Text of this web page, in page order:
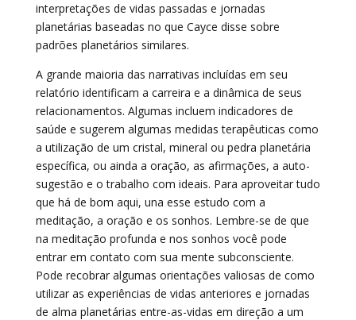
interpretações de vidas passadas e jornadas
planetárias baseadas no que Cayce disse sobre
padrões planetários similares.
A grande maioria das narrativas incluídas em seu
relatório identificam a carreira e a dinâmica de seus
relacionamentos. Algumas incluem indicadores de
saúde e sugerem algumas medidas terapêuticas como
a utilização de um cristal, mineral ou pedra planetária
específica, ou ainda a oração, as afirmações, a auto-
sugestão e o trabalho com ideais. Para aproveitar tudo
que há de bom aqui, una esse estudo com a
meditação, a oração e os sonhos. Lembre-se de que
na meditação profunda e nos sonhos você pode
entrar em contato com sua mente subconsciente.
Pode recobrar algumas orientações valiosas de como
utilizar as experiências de vidas anteriores e jornadas
de alma planetárias entre-as-vidas em direção a um